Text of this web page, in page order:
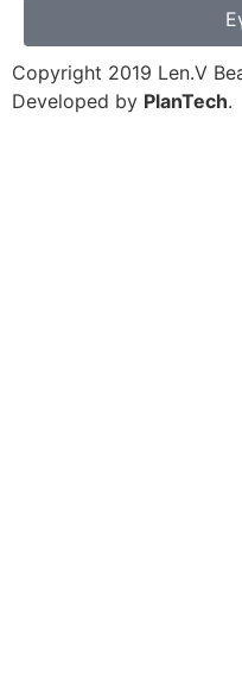
Copyright 2019 Len.V
Developed by PlanTech.